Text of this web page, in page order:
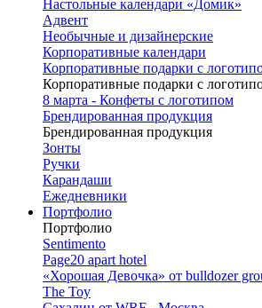
Настольные календари «Домик»
Адвент
Необычные и дизайнерские
Корпоративные календари
Корпоративные подарки с
Корпоративные подарки с
8 марта - Конфеты с логотипом
Брендированная продукция
Брендированная продукция
Зонты
Ручки
Карандаши
Ежедневники
Портфолио
Портфолио
Sentimento
Page20 apart hotel
«Хорошая Девочка» от bulldozer
The Toy